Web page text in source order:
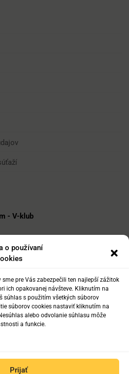
o používaní
pre Vás zabezpečili ten najlepší zážitok
ich opakovanej návšteve. Kliknutím na
súhlas s použitím všetkých súborov
súborov cookies nastaviť kliknutím na
alebo odvolanie súhlasu môže
a funkcie.
Prijať
- V-klub